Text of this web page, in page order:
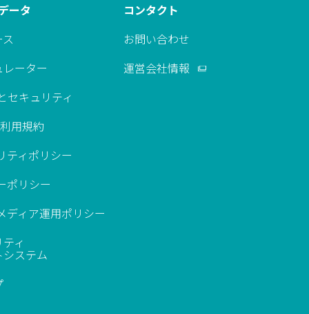
ータ
ーター
セキュリティ
用規約
ティポリシー
ポリシー
ディア運用ポリシー
ィ
ステム
コンタクト
お問い合わせ
運営会社情報